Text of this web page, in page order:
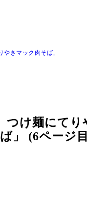
きマック肉そば」
つけ麺にて
」 (6ページ